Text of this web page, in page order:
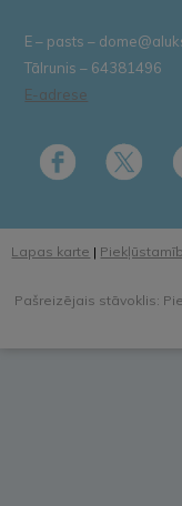
E – pasts –
Tālrunis – 64381496
E-adrese
Lapas karte |
Pašreizējais stāvoklis: